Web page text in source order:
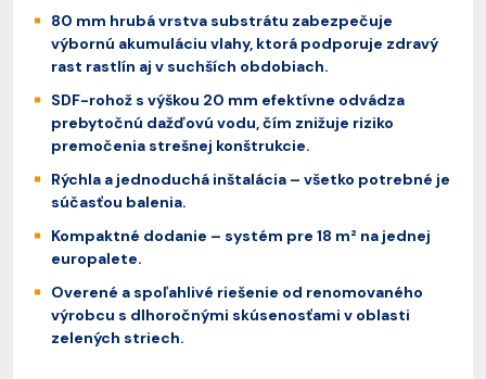
80 mm hrubá vrstva substrátu zabezpečuje
výbornú akumuláciu vlahy, ktorá podporuje zdravý
rast rastlín aj v suchších obdobiach.
SDF-rohož s výškou 20 mm efektívne odvádza
prebytočnú dažďovú vodu, čím znižuje riziko
premočenia strešnej konštrukcie.
Rýchla a jednoduchá inštalácia – všetko potrebné je
súčasťou balenia.
Kompaktné dodanie – systém pre 18 m² na jednej
europalete.
Overené a spoľahlivé riešenie od renomovaného
výrobcu s dlhoročnými skúsenosťami v oblasti
zelených striech.